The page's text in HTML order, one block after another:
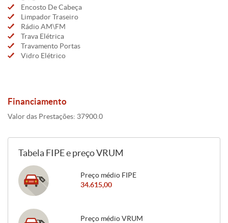
Encosto De Cabeça
Limpador Traseiro
Rádio AM\FM
Trava Elétrica
Travamento Portas
Vidro Elétrico
Financiamento
Valor das Prestações: 37900.0
Tabela FIPE e preço VRUM
Preço médio FIPE
34.615,00
Preço médio VRUM